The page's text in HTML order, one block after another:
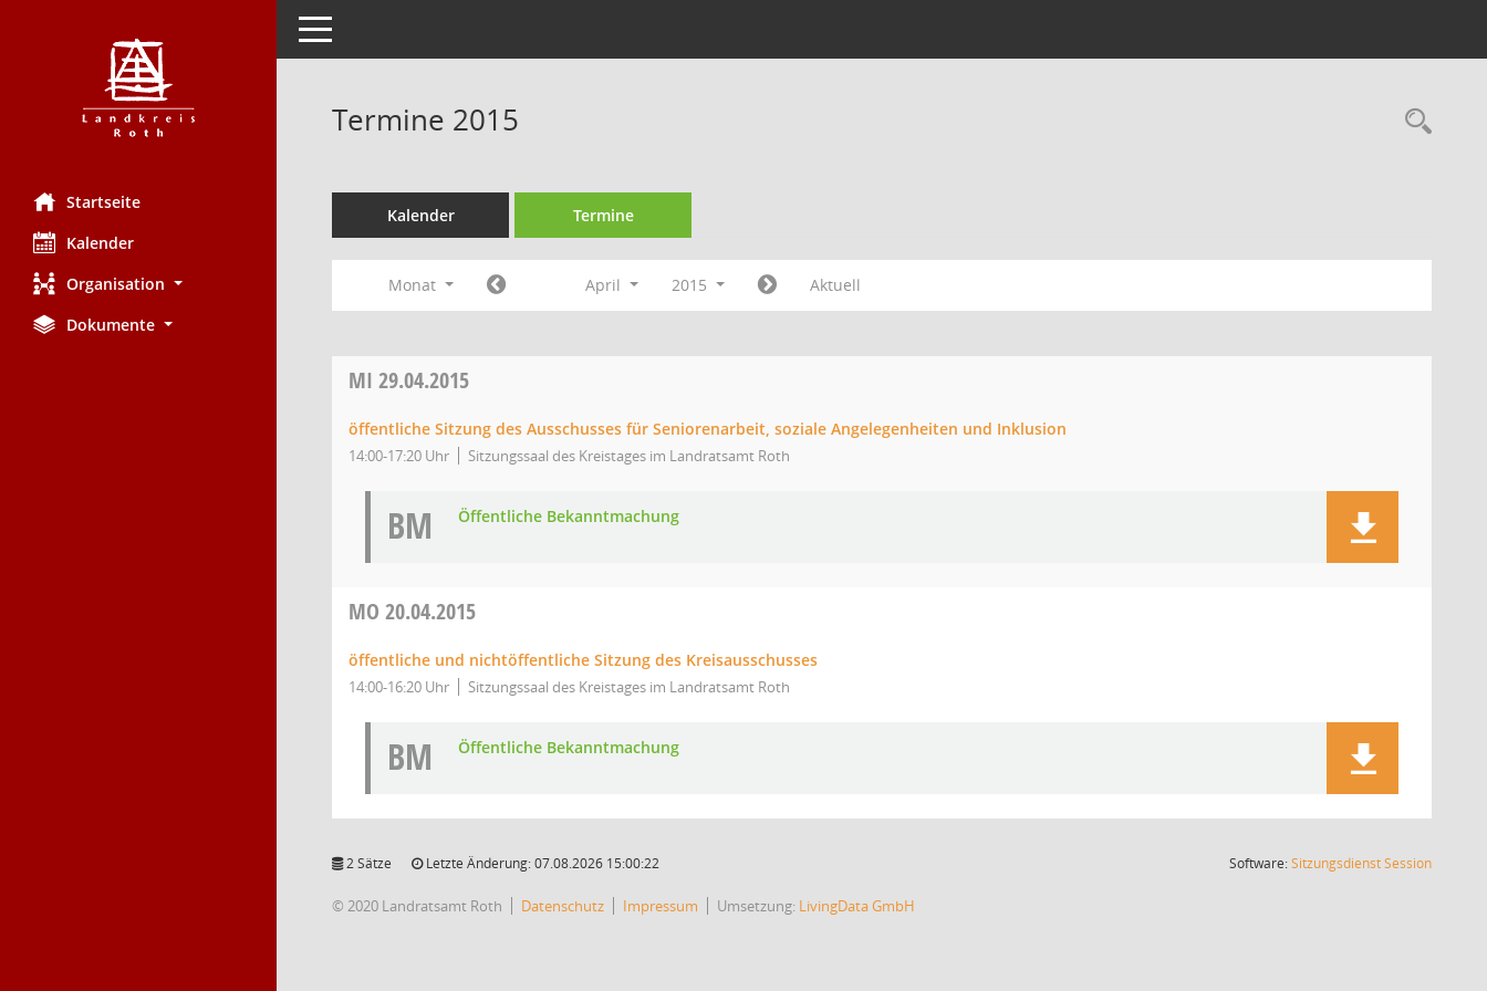
Startseite
Kalender
Organisation
Dokumente
Toggle navigation
Termine 2015
Kalender Termine
Monat April 2015 Aktuell
MI 29.04.2015
öffentliche Sitzung des Ausschusses für Seniorenarbeit, soziale Angelegenheiten und Inklusion
14:00-17:20 Uhr Sitzungssaal des Kreistages im Landratsamt Roth
BM Öffentliche Bekanntmachung
MO 20.04.2015
öffentliche und nichtöffentliche Sitzung des Kreisausschusses
14:00-16:20 Uhr Sitzungssaal des Kreistages im Landratsamt Roth
BM Öffentliche Bekanntmachung
2 Sätze Letzte Änderung: 07.08.2026 15:00:22 Software:SitzungsdienstSession(Wird in
© 2020 Landratsamt Roth Datenschutz Impressum Umsetzung: LivingData GmbH